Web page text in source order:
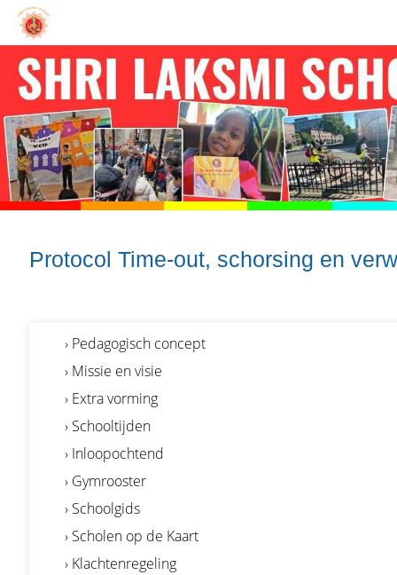
Protocol Time-out, schorsing en
› Pedagogisch concept
› Missie en visie
› Extra vorming
› Schooltijden
› Inloopochtend
› Gymrooster
› Schoolgids
› Scholen op de Kaart
› Klachtenregeling